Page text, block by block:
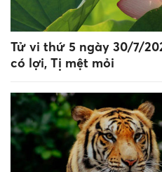
Tử vi thứ 5 ngày 30/7/
có lợi, Tị mệt mỏi